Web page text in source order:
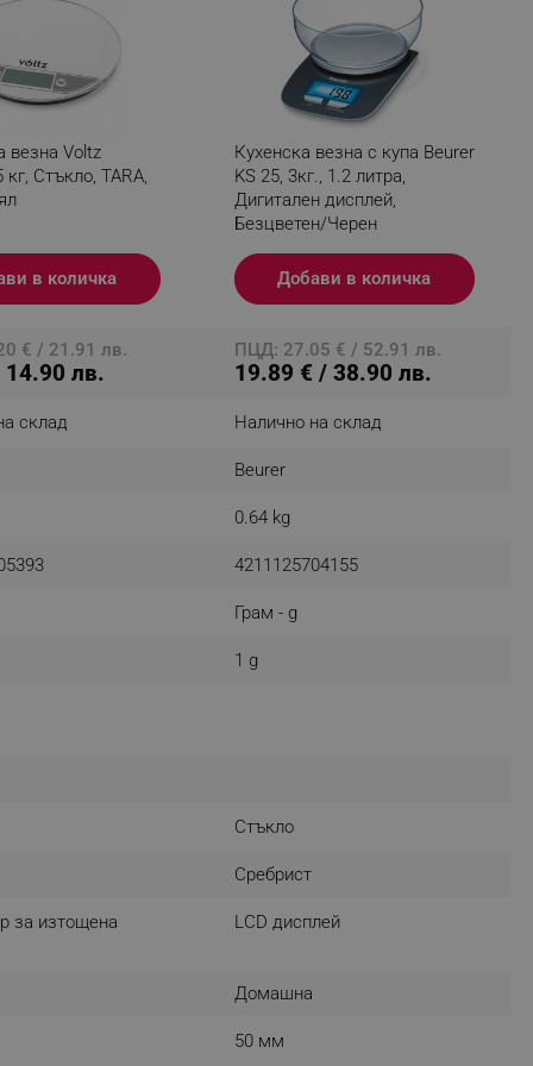
везна Voltz
кг, Стъкло, TARA,
в количка
Кухенска везна с купа Beurer
KS 25, 3кг., 1.2 литра,
Дигитален дисплей,
Безцветен/Черен
Добави в количка
€ / 21.91 лв.
лв.
ПЦД: 27.05 € / 52.91 лв.
19.89 € / 38.90 лв.
склад Налично на склад
Beurer
0.64 kg
4211125704155
Грам - g
1 g
Стъкло
Сребрист
за изтощена LCD дисплей
Домашна
50 мм
visitors. The lifetime
visitor sessions
is asked for web push
disabled tracking,
cookies and local
specific data for
which is cancelled